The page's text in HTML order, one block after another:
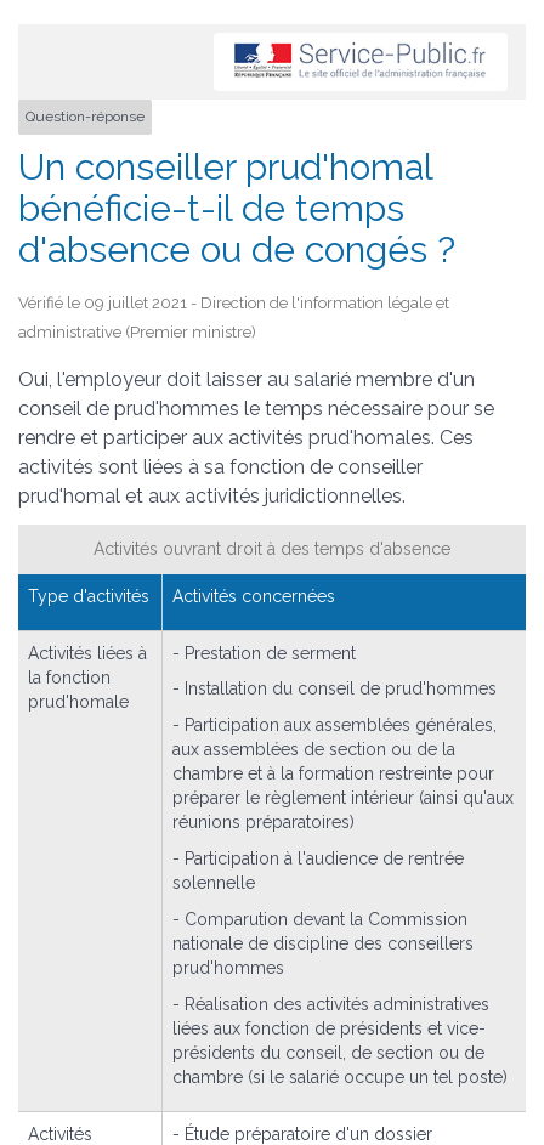
Question-réponse
Un conseiller prud'homal
bénéficie-t-il de temps
d'absence ou de congés ?
Vérifié le 09 juillet 2021 - Direction de l'information légale et
administrative (Premier ministre)
Oui, l'employeur doit laisser au salarié membre d'un
conseil de prud'hommes le temps nécessaire pour se
rendre et participer aux activités prud'homales. Ces
activités sont liées à sa fonction de conseiller
prud'homal et aux activités juridictionnelles.
Activités ouvrant droit à des temps d'absence
Type d'activités Activités concernées
Activités liées à
la fonction
prud'homale
- Prestation de serment
- Installation du conseil de prud'hommes
- Participation aux assemblées générales,
aux assemblées de section ou de la
chambre et à la formation restreinte pour
préparer le règlement intérieur (ainsi qu'aux
réunions préparatoires)
- Participation à l'audience de rentrée
solennelle
- Comparution devant la Commission
nationale de discipline des conseillers
prud'hommes
- Réalisation des activités administratives
liées aux fonction de présidents et vice-
présidents du conseil, de section ou de
chambre (si le salarié occupe un tel poste)
Activités
- Étude préparatoire d'un dossier